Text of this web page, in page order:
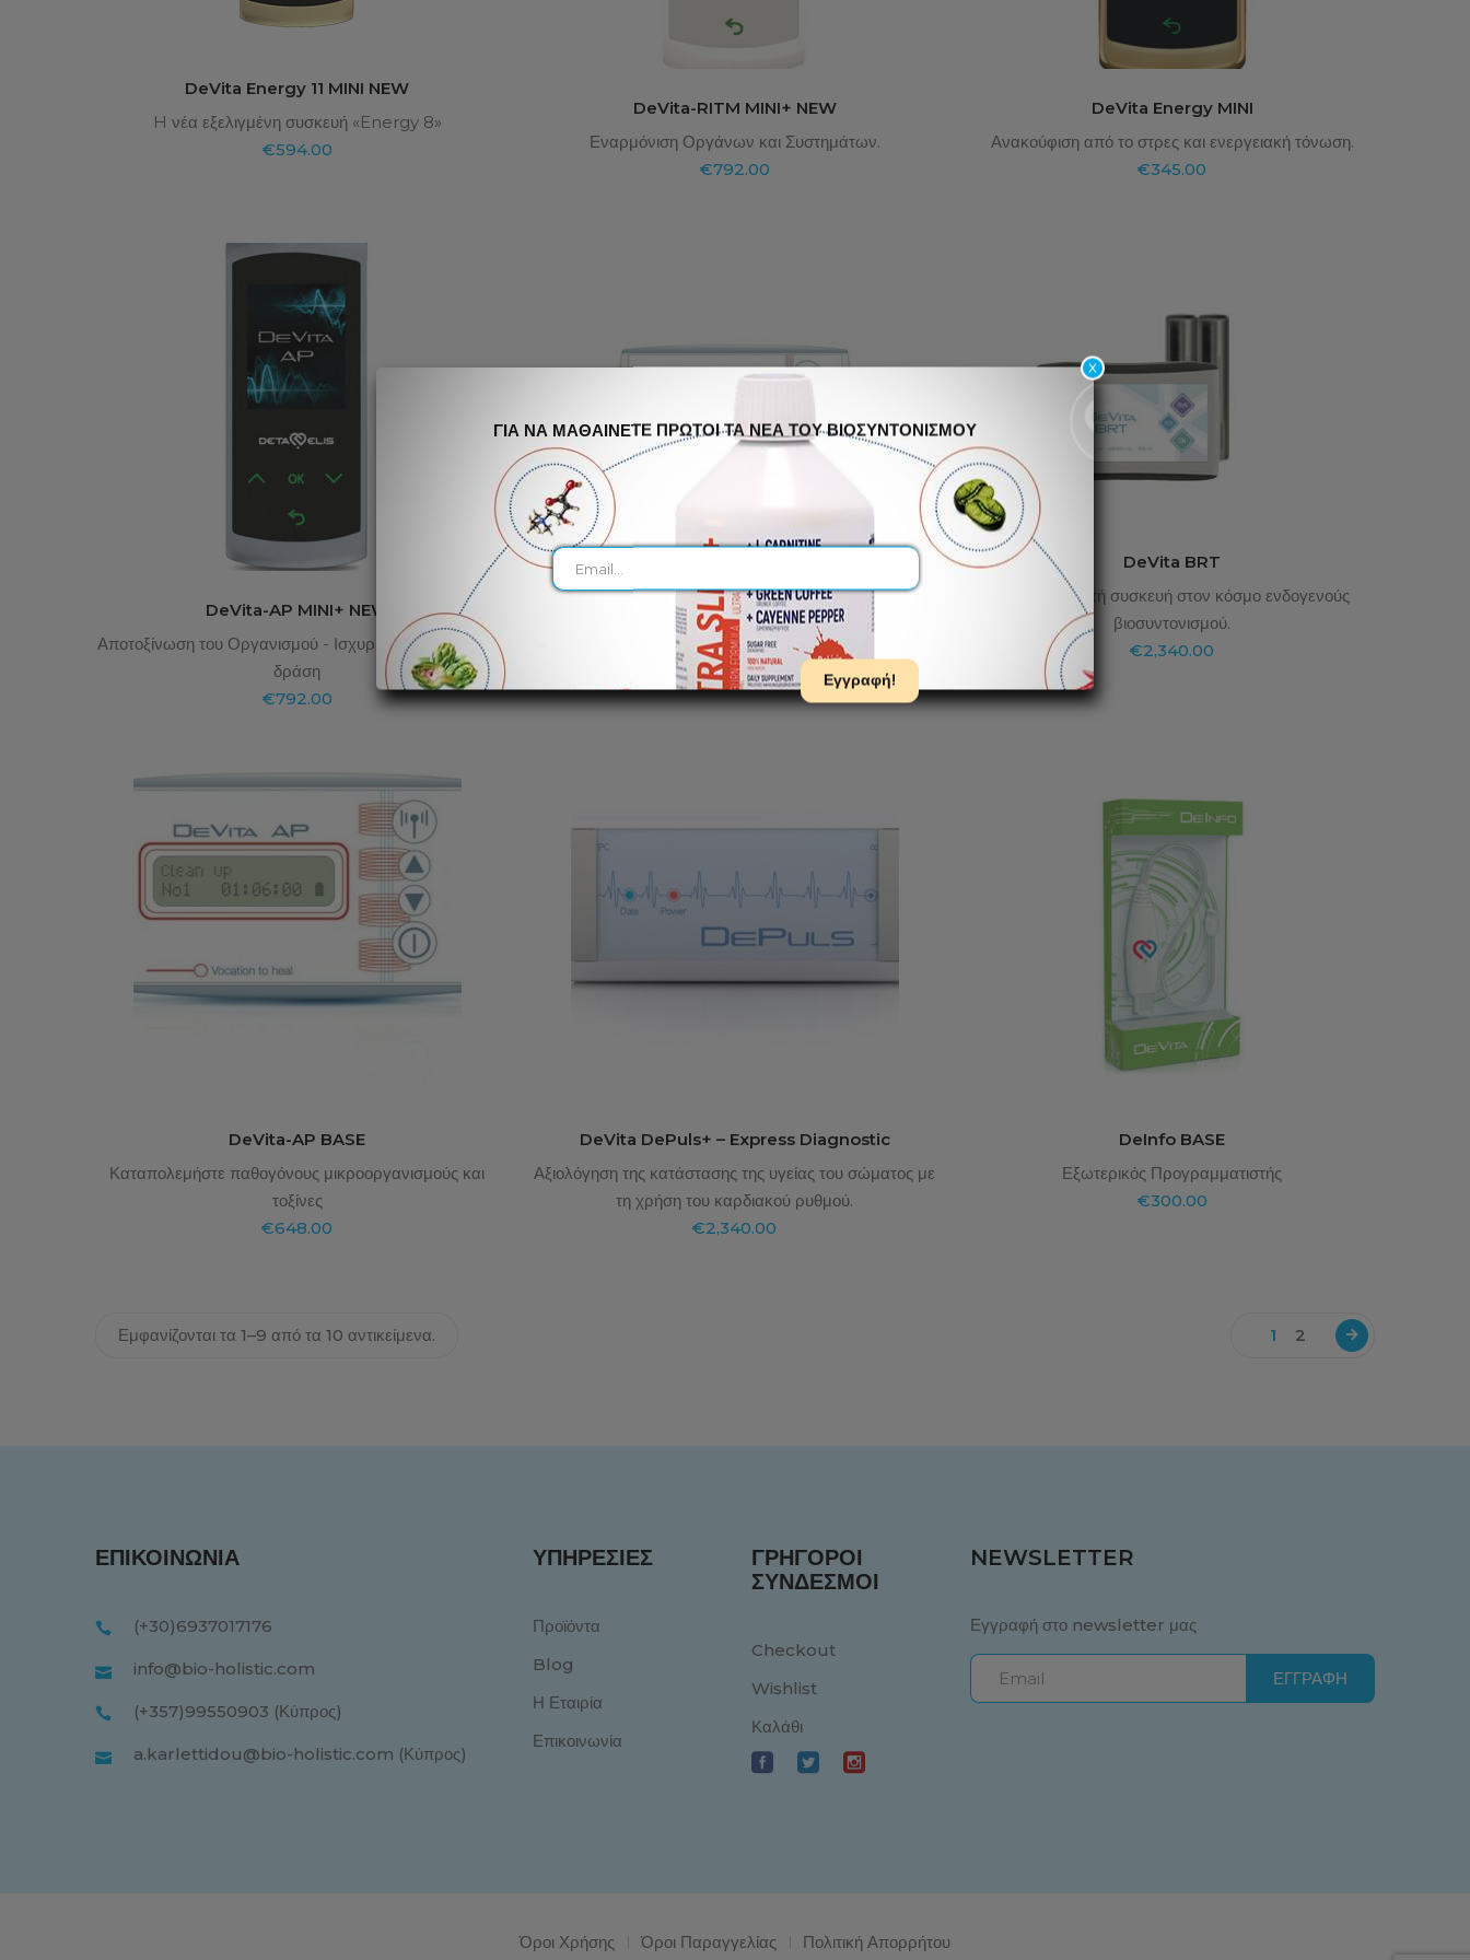
DeVita Energy 11 MINI NEW
H νέα εξελιγμένη συσκευή «Energy 8»
€594.00
DeVita-RITM MINI+ NEW
Εναρμόνιση Οργάνων και Συστημάτων.
€792.00
DeVita Energy MINI
Ανακούφιση από το στρες και ενεργειακή τόνωση.
€345.00
DeVita-AP MINI+ NEW
Αποτοξίνωση του Οργανισμού - Ισχυρή αντιπαρασιτική
δράση
€792.00
DeVita-RITM BASE
Παρέχει ένα ισχυρό θεραπευτικό αποτέλεσμα
€648.00
DeVita BRT
Η μόνη φορητή συσκευή στον κόσμο ενδογενούς
βιοσυντονισμού.
€2,340.00
DeVita-AP BASE
Καταπολεμήστε παθογόνους μικροοργανισμούς και
τοξίνες
€648.00
DeVita DePuls+ – Express Diagnostic
Αξιολόγηση της κατάστασης της υγείας του σώματος με
τη χρήση του καρδιακού ρυθμού.
€2,340.00
DeInfo BASE
Εξωτερικός Προγραμματιστής
€300.00
1 2
Εμφανίζονται τα 1–9 από τα 10 αντικείμενα.
ΕΠΙΚΟΙΝΩΝΊΑ
(+30)6937017176
info@bio-holistic.com
(+357)99550903 (Κύπρος)
a.karlettidou@bio-holistic.com (Κύπρος)
ΥΠΗΡΕΣΊΕΣ
Προϊόντα
Blog
Η Εταιρία
Επικοινωνία
ΓΡΉΓΟΡΟΙ
ΣΎΝΔΕΣΜΟΙ
Checkout
Wishlist
Καλάθι
NEWSLETTER
Εγγραφή στο newsletter μας
Όροι Χρήσης Όροι Παραγγελίας Πολιτική Απορρήτου
x
ΓΙΑ ΝΑ ΜΑΘΑΙΝΕΤΕ ΠΡΩΤΟΙ ΤΑ ΝΕΑ ΤΟΥ ΒΙΟΣΥΝΤΟΝΙΣΜΟΥ